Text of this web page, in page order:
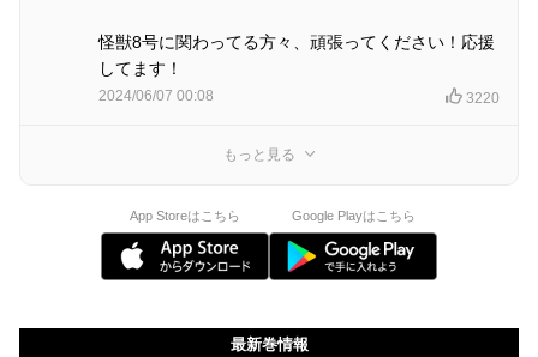
怪獣8号に関わってる方々、頑張ってください！応援
してます！
2024/06/07 00:08 3220
もっと見る
App Storeはこちら Google Playはこちら
最新巻情報